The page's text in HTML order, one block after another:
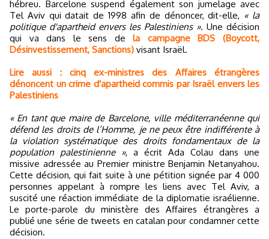
hébreu. Barcelone suspend également son jumelage avec
Tel Aviv qui datait de 1998 afin de dénoncer, dit-elle, « la
politique d'apartheid envers les Palestiniens ». Une décision
qui va dans le sens dela campagne BDS (Boycott,
Désinvestissement, Sanctions) visant Israël.
Lire aussi : cinq ex-ministres des Affaires étrangères
dénoncent un crime d'apartheid commis par Israël envers les
Palestiniens
« En tant que maire de Barcelone, ville méditerranéenne qui
défend les droits de l’Homme, je ne peux être indifférente à
la violation systématique des droits fondamentaux de la
population palestinienne », a écrit Ada Colau dans une
missive adressée au Premier ministre Benjamin Netanyahou.
Cette décision, qui fait suite à une pétition signée par 4 000
personnes appelant à rompre les liens avec Tel Aviv, a
suscité une réaction immédiate de la diplomatie israélienne.
Le porte-parole du ministère des Affaires étrangères a
publié une série de tweets en catalan pour condamner cette
décision.